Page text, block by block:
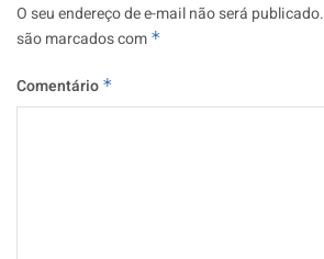
O seu endereço de e-mail não será publicado.
são marcados com *
Comentário *